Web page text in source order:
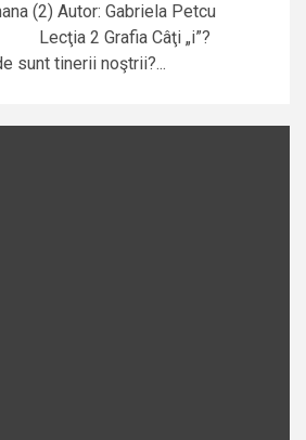
(2) Autor: Gabriela Petcu
Câţi „i”?
sunt tinerii noştrii?...